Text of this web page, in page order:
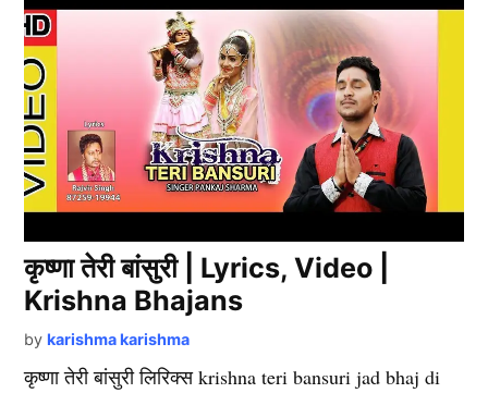
कृष्णा तेरी बांसुरी | Lyrics, Video |
Krishna Bhajans
by karishma karishma
कृष्णा तेरी बांसुरी लिरिक्स krishna teri bansuri jad bhaj di